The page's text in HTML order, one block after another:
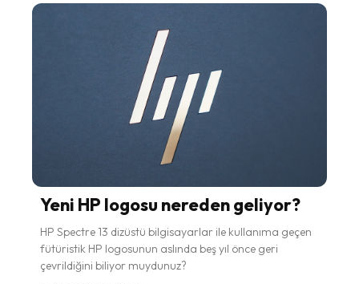
Yeni HP logosu nereden geliyor?
HP Spectre 13 dizüstü bilgisayarlar ile kullanıma geçen
fütüristik HP logosunun aslında beş yıl önce geri
çevrildiğini biliyor muydunuz?